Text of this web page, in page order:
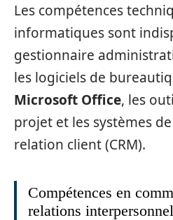
Les compétences
informatiques sont
gestionnaire
les logiciels de
Microsoft Office, les
projet et les systèmes
relation client (CRM).
Compétences en
relations